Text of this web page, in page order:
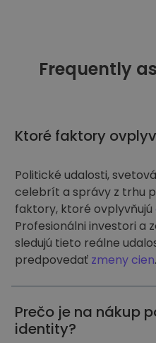
Frequently
Ktoré faktory
Politické udalosti,
celebrít a správy z trhu
faktory, ktoré ovplyvňujú
Profesionálni investori a
sledujú tieto reálne
predpovedať zmeny cien.
Prečo je na nákup
identity?